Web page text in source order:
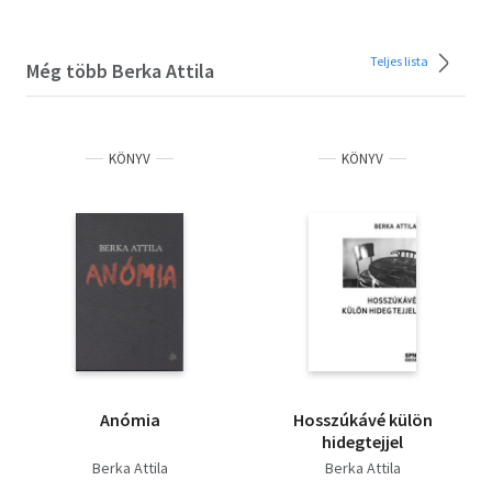
Még több Berka Attila Teljes lista
KÖNYV
Anómia
Berka Attila
KÖNYV
Hosszúkávé külön
hidegtejjel
Berka Attila